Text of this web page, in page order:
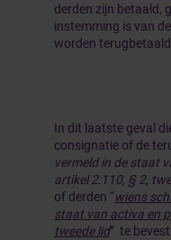
derden zijn betaald,
instemming is van
worden terugbetaald.
In dit laatste geval
consignatie of de
vermeld in de staat
artikel 2:110, § 2,
of derden “wiens
staat van activa en
tweede lid” te